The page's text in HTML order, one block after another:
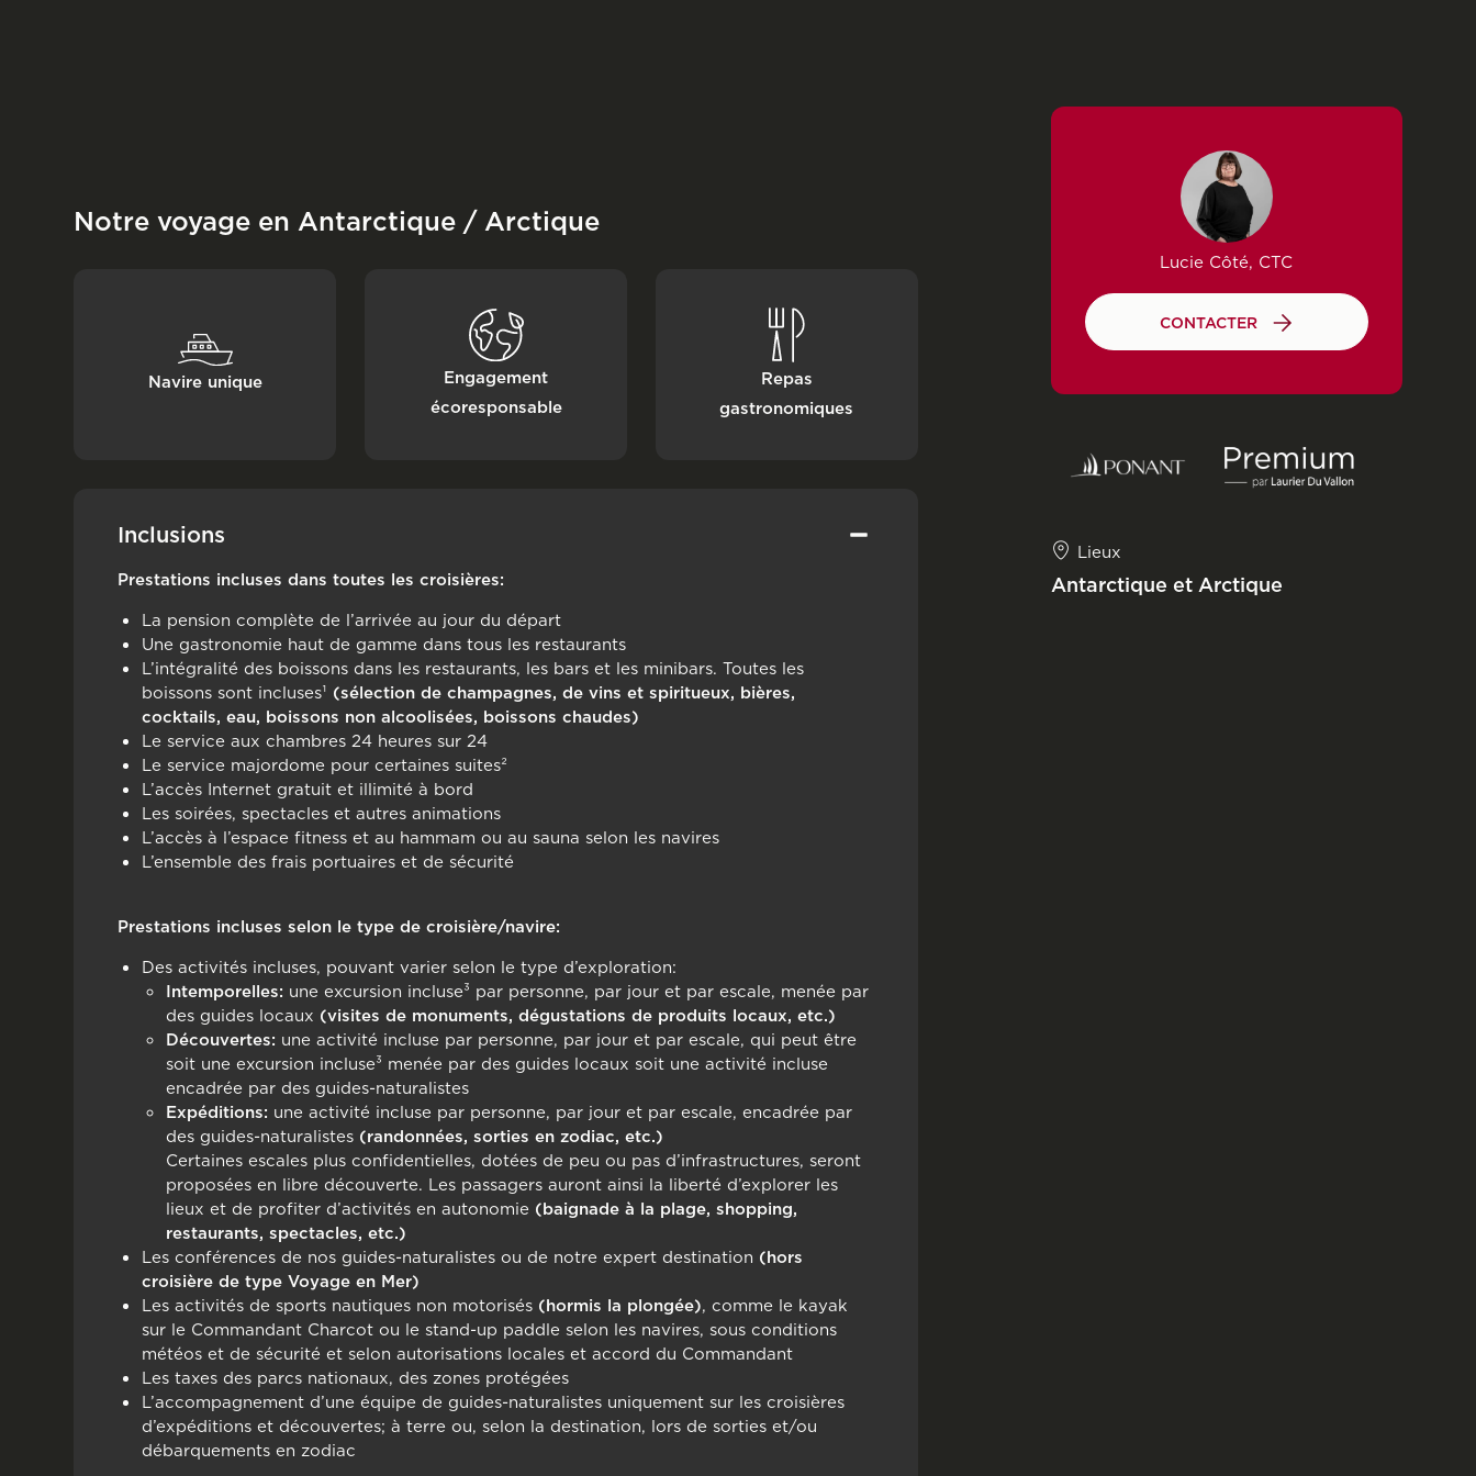
Notre voyage en Antarctique / Arctique
Navire unique
Engagement
écoresponsable
Repas
gastronomiques
Inclusions
Prestations incluses dans toutes les croisières:
La pension complète de l’arrivée au jour du départ
Une gastronomie haut de gamme dans tous les restaurants
L’intégralité des boissons dans les restaurants, les bars et les minibars. Toutes les
boissons sont incluses¹ (sélection de champagnes, de vins et spiritueux, bières,
cocktails, eau, boissons non alcoolisées, boissons chaudes)
Le service aux chambres 24 heures sur 24
Le service majordome pour certaines suites²
L’accès Internet gratuit et illimité à bord
Les soirées, spectacles et autres animations
L’accès à l’espace fitness et au hammam ou au sauna selon les navires
L’ensemble des frais portuaires et de sécurité
Prestations incluses selon le type de croisière/navire:
Des activités incluses, pouvant varier selon le type d’exploration:
Intemporelles: une excursion incluse³ par personne, par jour et par escale, menée par
des guides locaux (visites de monuments, dégustations de produits locaux, etc.)
Découvertes: une activité incluse par personne, par jour et par escale, qui peut être
soit une excursion incluse³ menée par des guides locaux soit une activité incluse
encadrée par des guides-naturalistes
Expéditions: une activité incluse par personne, par jour et par escale, encadrée par
des guides-naturalistes (randonnées, sorties en zodiac, etc.)
Certaines escales plus confidentielles, dotées de peu ou pas d’infrastructures, seront
proposées en libre découverte. Les passagers auront ainsi la liberté d’explorer les
lieux et de profiter d’activités en autonomie (baignade à la plage, shopping,
restaurants, spectacles, etc.)
Les conférences de nos guides-naturalistes ou de notre expert destination (hors
croisière de type Voyage en Mer)
Les activités de sports nautiques non motorisés (hormis la plongée), comme le kayak
sur le Commandant Charcot ou le stand-up paddle selon les navires, sous conditions
météos et de sécurité et selon autorisations locales et accord du Commandant
Les taxes des parcs nationaux, des zones protégées
L’accompagnement d’une équipe de guides-naturalistes uniquement sur les croisières
d’expéditions et découvertes; à terre ou, selon la destination, lors de sorties et/ou
débarquements en zodiac
Lucie Côté, CTC
CONTACTER
Lieux
Antarctique et Arctique